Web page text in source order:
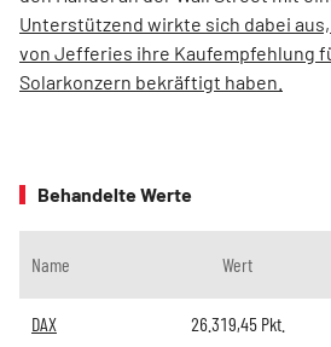
Unterstützend wirkte sich dabei
von Jefferies ihre Kaufempfehlung
Solarkonzern bekräftigt haben.
Behandelte Werte
Name Wert
DAX 26.319,45Pkt.